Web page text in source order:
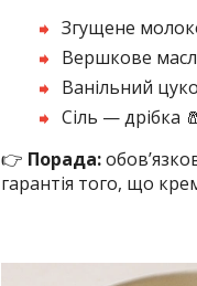
Згущене
Вершкове
Ванільний
Сіль — дрібка 🧂
👉 Порада:
гарантія того, що